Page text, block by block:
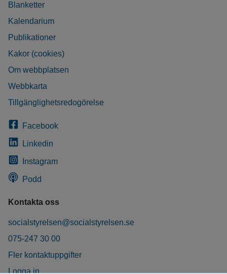
Blanketter
Kalendarium
Publikationer
Kakor (cookies)
Om webbplatsen
Webbkarta
Tillgänglighetsredogörelse
Facebook
Linkedin
Instagram
Podd
Kontakta oss
socialstyrelsen@socialstyrelsen.se
075-247 30 00
Fler kontaktuppgifter
Logga in